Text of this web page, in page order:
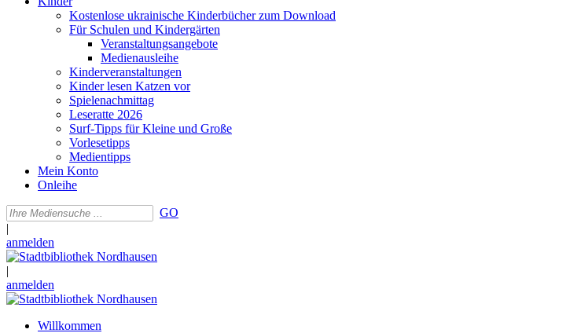
Kostenlose ukrainische Kinderbücher zum Download
Für Schulen und Kindergärten
Veranstaltungsangebote
Medienausleihe
Kinderveranstaltungen
Kinder lesen Katzen vor
Spielenachmittag
Leseratte 2026
Surf-Tipps für Kleine und Große
Vorlesetipps
Medientipps
Mein Konto
Onleihe
GO
|
anmelden
|
anmelden
Willkommen